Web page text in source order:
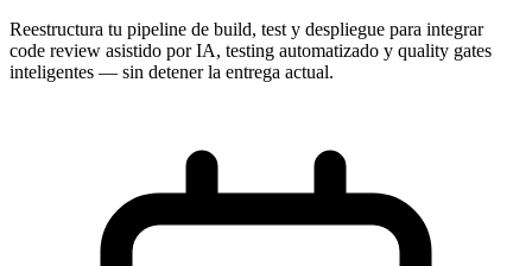
Reestructura tu pipeline de build, test y despliegue para integrar
code review asistido por IA, testing automatizado y quality gates
inteligentes — sin detener la entrega actual.